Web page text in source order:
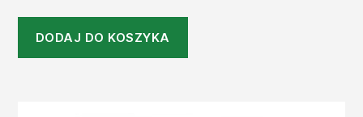
DODAJ DO KOSZYKA